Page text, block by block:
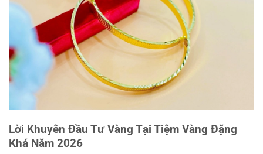
Lời Khuyên Đầu Tư Vàng Tại Tiệm Vàng Đặng
Khá Năm 2026